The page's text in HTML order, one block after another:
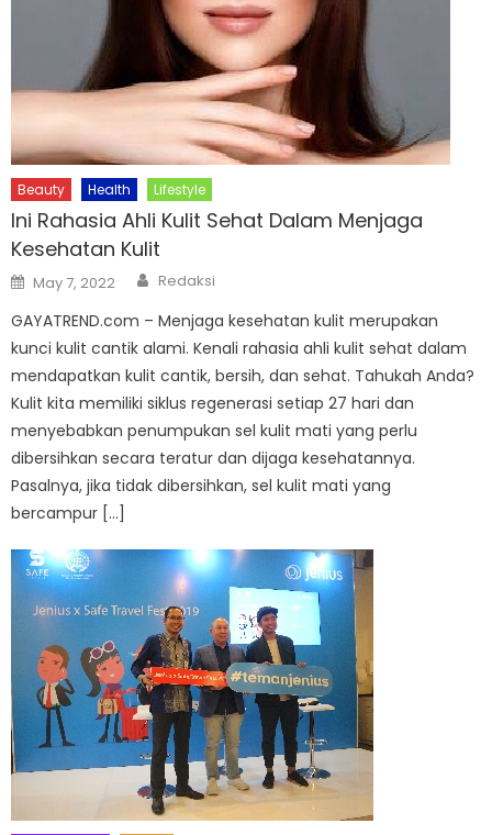
Beauty Health Lifestyle
Ini Rahasia Ahli Kulit Sehat Dalam Menjaga
Kesehatan Kulit
Posted
on
May 7, 2022 Author
Redaksi
GAYATREND.com – Menjaga kesehatan kulit merupakan
kunci kulit cantik alami. Kenali rahasia ahli kulit sehat dalam
mendapatkan kulit cantik, bersih, dan sehat. Tahukah Anda?
Kulit kita memiliki siklus regenerasi setiap 27 hari dan
menyebabkan penumpukan sel kulit mati yang perlu
dibersihkan secara teratur dan dijaga kesehatannya.
Pasalnya, jika tidak dibersihkan, sel kulit mati yang
bercampur […]